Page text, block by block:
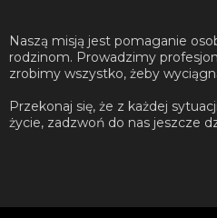
Naszą misją jest pomaganie
rodzinom. Prowadzimy
zrobimy wszystko, żeby
Przekonaj się, że z każdej
życie, zadzwoń do nas jeszcze